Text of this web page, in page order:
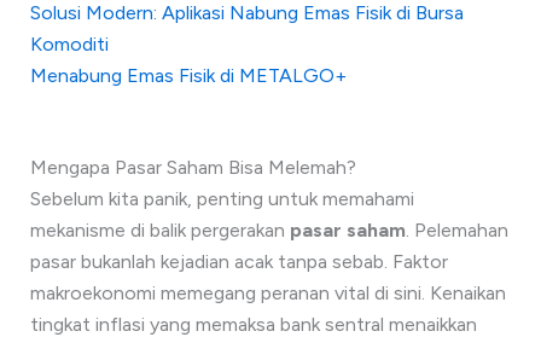
Solusi Modern: Aplikasi Nabung Emas Fisik di Bursa
Komoditi
Menabung Emas Fisik di METALGO+
Mengapa Pasar Saham Bisa Melemah?
Sebelum kita panik, penting untuk memahami
mekanisme di balik pergerakan pasar saham. Pelemahan
pasar bukanlah kejadian acak tanpa sebab. Faktor
makroekonomi memegang peranan vital di sini. Kenaikan
tingkat inflasi yang memaksa bank sentral menaikkan